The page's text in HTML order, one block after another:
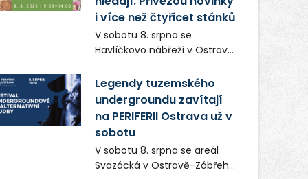
i více než čtyřicet stánků
V sobotu 8. srpna se
Havlíčkovo nábřeží v Ostravě
vůní, chutí a poctivých
lokálních výrobků. Trhy, co se
hledají tentokrát nabídnou
více než čtyřicet pečlivě
vybraných stánků s kvalitní
gastronomií, farmářskými
produkty, designem i
Legendy tuzemského
undergroundu zavítají
na PERIFERII Ostrava už v
sobotu
V sobotu 8. srpna se areál
Svazácká v Ostravě-Zábřehu